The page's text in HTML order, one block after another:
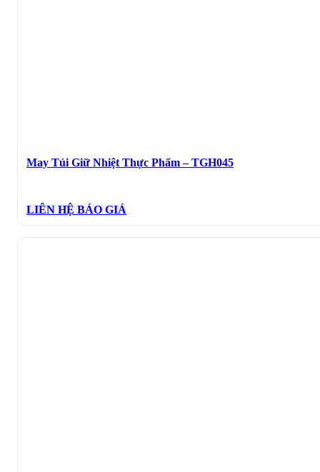
May Túi Giữ Nhiệt Thực Phẩm – TGH045
LIÊN HỆ BÁO GIÁ